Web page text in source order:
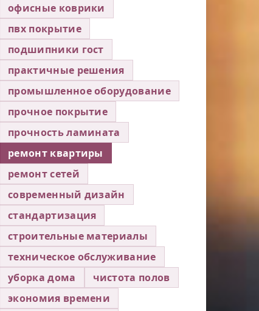
офисные коврики
пвх покрытие
подшипники гост
практичные решения
промышленное оборудование
прочное покрытие
прочность ламината
ремонт квартиры
ремонт сетей
современный дизайн
стандартизация
строительные материалы
техническое обслуживание
уборка дома
чистота полов
экономия времени